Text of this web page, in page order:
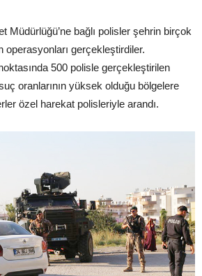
Müdürlüğü’ne bağlı polisler şehrin birçok
gerçekleştirdiler.
500 polisle gerçekleştirilen
oranlarının yüksek olduğu bölgelere
özel harekat polisleriyle arandı.